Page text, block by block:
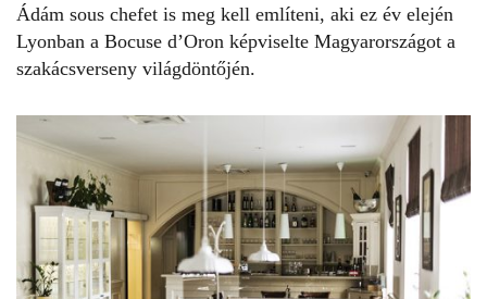
Ádám sous chefet is meg kell említeni, aki ez év elején
Lyonban a Bocuse d’Or­on képviselte Magyarországot a
szakácsverseny világdöntőjén.